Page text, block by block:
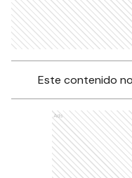
Este contenido
Ads